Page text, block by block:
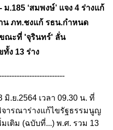
ม.185 ‘สมพงษ์’ แจง 4 ร่างแก้
น ภท.ชงแก้ รธน.กำหนด
ณะที่ 'จุรินทร์' ลั่น
ง 13 ร่าง
.ย.2564 เวลา 09.30 น. ที่
จารณาร่างแก้ไขรัฐธรรมนูญ
เติม (ฉบับที่...) พ.ศ. รวม 13